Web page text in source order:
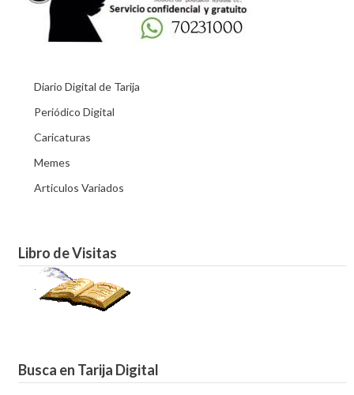
Diario Digital de Tarija
Periódico Digital
Caricaturas
Memes
Articulos Variados
Libro de Visitas
Busca en Tarija Digital